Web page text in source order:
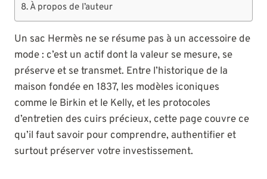
À propos de l’auteur
Un sac Hermès ne se résume pas à un accessoire de
mode : c’est un actif dont la valeur se mesure, se
préserve et se transmet. Entre l’historique de la
maison fondée en 1837, les modèles iconiques
comme le Birkin et le Kelly, et les protocoles
d’entretien des cuirs précieux, cette page couvre ce
qu’il faut savoir pour comprendre, authentifier et
surtout préserver votre investissement.